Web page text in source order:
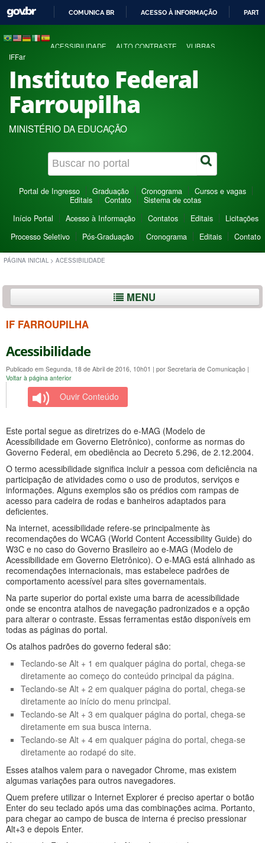
COMUNICA BR ACESSO À INFORMAÇÃO
ACESSIBILIDADE ALTO CONTRASTE VLIBRAS
IFFar
Instituto Federal
Farroupilha
MINISTÉRIO DA EDUCAÇÃO
Portal de Ingresso Graduação Cronograma
Cursos e vagas
Editais
Contato
Sistema de cotas
Início Portal
Acesso à Informação Contatos Editais
Licitações
Processo Seletivo
Pós-Graduação Cronograma Editais Contato
PÁGINA INICIAL > ACESSIBILIDADE
MENU
IF FARROUPILHA
Acessibilidade
Publicado em Segunda, 18 de Abril de 2016, 10h01 | por Secretaria de Comunicação |
Voltar à página anterior
Ouvir Conteúdo
Este portal segue as diretrizes do e-MAG (Modelo de
Acessibilidade em Governo Eletrônico), conforme as normas do
Governo Federal, em obediência ao Decreto 5.296, de 2.12.2004.
O termo acessibilidade significa incluir a pessoa com deficiência na
participação de atividades como o uso de produtos, serviços e
informações. Alguns exemplos são os prédios com rampas de
acesso para cadeira de rodas e banheiros adaptados para
deficientes.
Na internet, acessibilidade refere-se principalmente às
recomendações do WCAG (World Content Accessibility Guide) do
W3C e no caso do Governo Brasileiro ao e-MAG (Modelo de
Acessibilidade em Governo Eletrônico). O e-MAG está alinhado as
recomendações internacionais, mas estabelece padrões de
comportamento acessível para sites governamentais.
Na parte superior do portal existe uma barra de acessibilidade
onde se encontra atalhos de navegação padronizados e a opção
para alterar o contraste. Essas ferramentas estão disponíveis em
todas as páginas do portal.
Os atalhos padrões do governo federal são:
Teclando-se Alt + 1 em qualquer página do portal, chega-se
diretamente ao começo do conteúdo principal da página.
Teclando-se Alt + 2 em qualquer página do portal, chega-se
diretamente ao início do menu principal.
Teclando-se Alt + 3 em qualquer página do portal, chega-se
diretamente em sua busca interna.
Teclando-se Alt + 4 em qualquer página do portal, chega-se
diretamente ao rodapé do site.
Esses atalhos valem para o navegador Chrome, mas existem
algumas variações para outros navegadores.
Quem prefere utilizar o Internet Explorer é preciso apertar o botão
Enter do seu teclado após uma das combinações acima. Portanto,
para chegar ao campo de busca de interna é preciso pressionar
Alt+3 e depois Enter.